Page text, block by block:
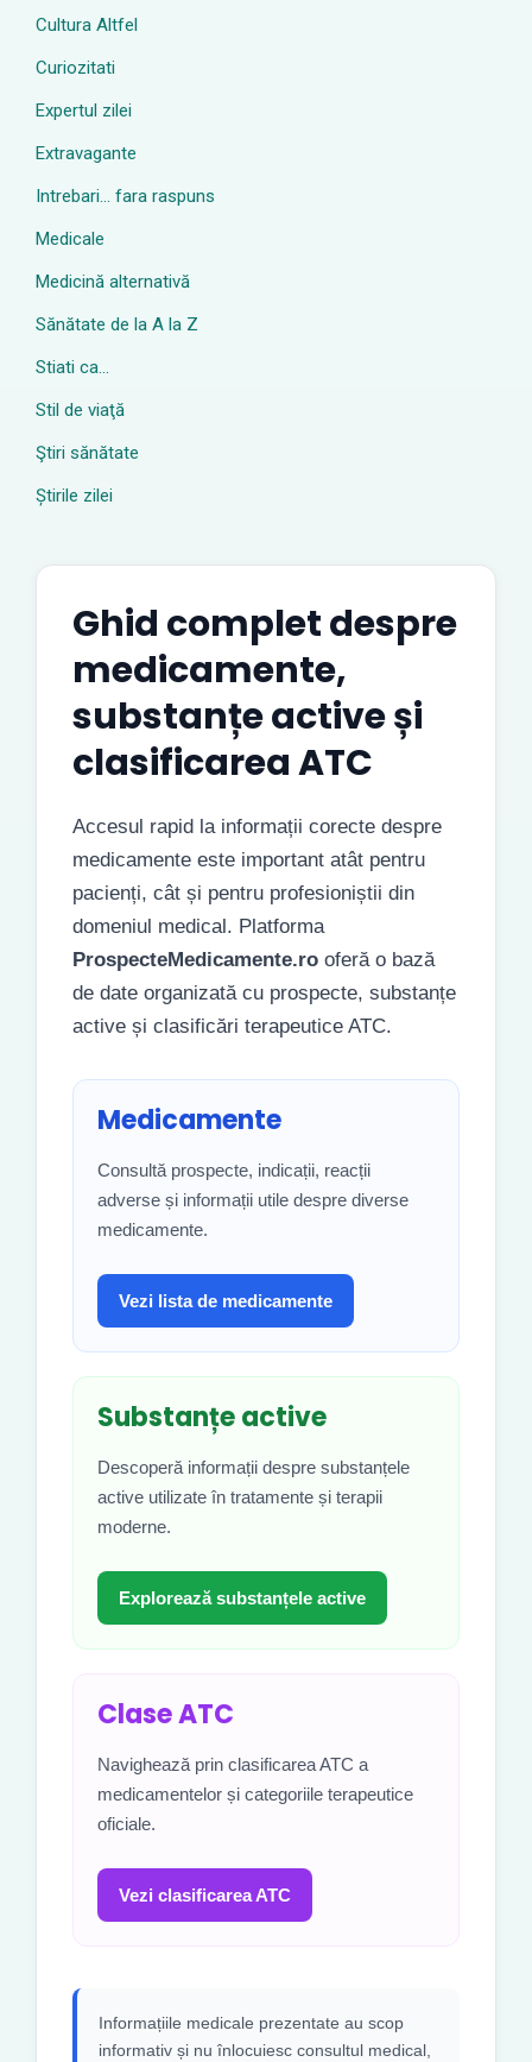
Cultura Altfel
Curiozitati
Expertul zilei
Extravagante
Intrebari… fara raspuns
Medicale
Medicină alternativă
Sănătate de la A la Z
Stiati ca…
Stil de viaţă
Ştiri sănătate
Știrile zilei
Ghid complet despre
medicamente,
substanțe active și
clasificarea ATC
Accesul rapid la informații corecte despre
medicamente este important atât pentru
pacienți, cât și pentru profesioniștii din
domeniul medical. Platforma
ProspecteMedicamente.ro oferă o bază
de date organizată cu prospecte, substanțe
active și clasificări terapeutice ATC.
Medicamente
Consultă prospecte, indicații, reacții
adverse și informații utile despre diverse
medicamente.
Vezi lista de medicamente
Substanțe active
Descoperă informații despre substanțele
active utilizate în tratamente și terapii
moderne.
Explorează substanțele active
Clase ATC
Navighează prin clasificarea ATC a
medicamentelor și categoriile terapeutice
oficiale.
Vezi clasificarea ATC
Informațiile medicale prezentate au scop
informativ și nu înlocuiesc consultul medical,